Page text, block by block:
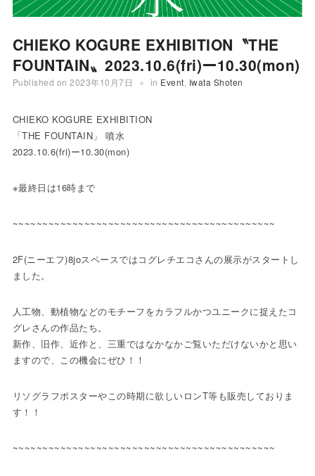
CHIEKO KOGURE EXHIBITION〝THE
FOUNTAIN〟2023.10.6(fri)ー10.30(mon)
Published on2023年10月7日 in Event Iwata Shoten
CHIEKO KOGURE EXHIBITION
「THE FOUNTAIN」 噴水
2023.10.6(fri)ー10.30(mon)
※最終日は16時まで
~~~~~~~~~~~~~~~~~~~~~~~~~~~~~~~~~~~~~~~~~~~~
2F(ニーエフ)8joスペースではコグレチエコさんの展示がスタートし
ました。
人工物、動植物などのモチーフをカラフルかつユニークに捉えたコ
グレさんの作品たち。
新作、旧作、近作と、三重ではなかなかご覧いただけないかと思い
ますので、この機会にぜひ！！
リソグラフポスターやこの時期に欲しいロンT等も販売しておりま
す！！
~~~~~~~~~~~~~~~~~~~~~~~~~~~~~~~~~~~~~~~~~~~~